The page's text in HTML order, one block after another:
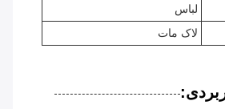
لباس
لاک مات